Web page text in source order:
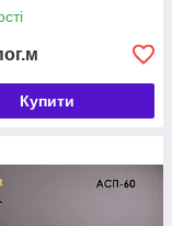
Купити